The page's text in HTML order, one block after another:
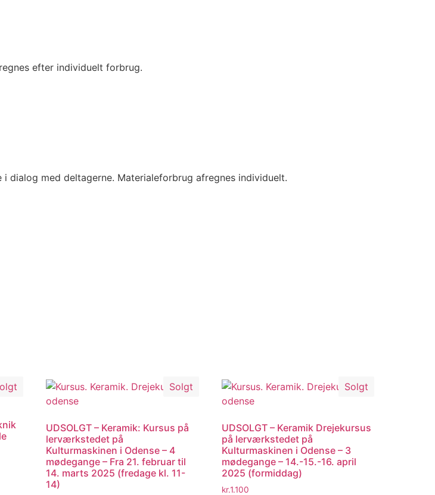
efter individuelt forbrug.
med deltagerne. Materialeforbrug afregnes individuelt.
Solgt
UDSOLGT – Keramik: Kursus på
lerværkstedet på
Kulturmaskinen i Odense – 4
mødegange – Fra 21. februar til
14. marts 2025 (fredage kl. 11-
14)
Solgt
UDSOLGT – Keramik Drejekursus
på lerværkstedet på
Kulturmaskinen i Odense – 3
mødegange – 14.-15.-16. april
2025 (formiddag)
kr.1.100